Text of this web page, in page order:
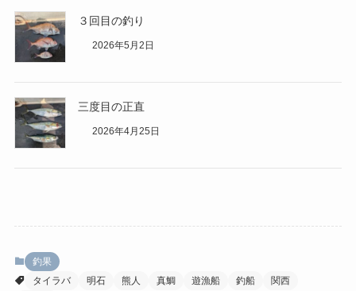
３回目の釣り
2026年5月2日
三度目の正直
2026年4月25日
釣果
タイラバ
明石 熊人 真鯛 遊漁船 釣船
関西